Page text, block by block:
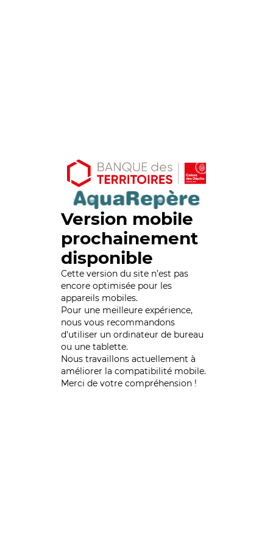
Version mobile
prochainement
disponible
Cette version du site n’est pas
encore optimisée pour les
appareils mobiles.
Pour une meilleure expérience,
nous vous recommandons
d'utiliser un ordinateur de bureau
ou une tablette.
Nous travaillons actuellement à
améliorer la compatibilité mobile.
Merci de votre compréhension !